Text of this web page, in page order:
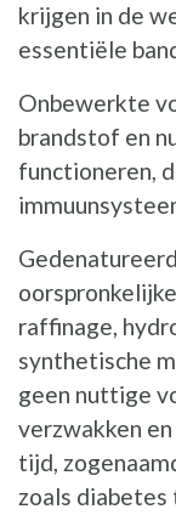
krijgen in de
essentiële
Onbewerkte
brandstof en
functioneren,
raffinage,
synthetische
geen nuttige
verzwakken
tijd,
zoals